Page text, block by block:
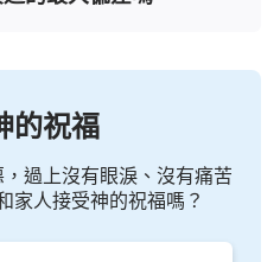
從此我便正式進入人類之
面前，都看見閃電是從東
方的「橄欖山」上，早已
子」，而是東方的閃電，
開，又帶著榮耀顯在了人
的，也是萬世以前以色列
代的滿載榮耀的全能神！
的祝福
過上沒有眼淚、沒有痛苦
家人接受神的祝福嗎？